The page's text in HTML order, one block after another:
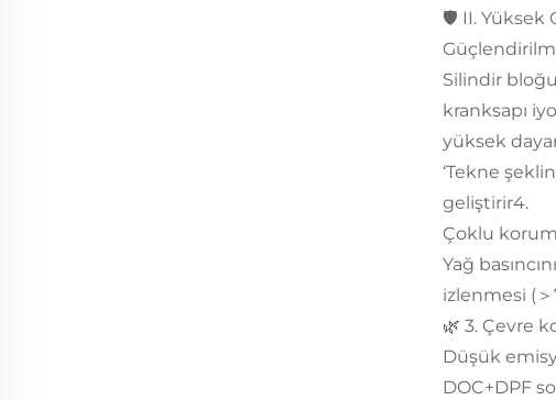
🛡️ II. Yüksek
Silindir
kranksapı
yüksek
‘Tekne
geliştirir4.
Çoklu
Yağ
izlenmesi (
🌿 3. Çevre
Düşük
DOC+DPF